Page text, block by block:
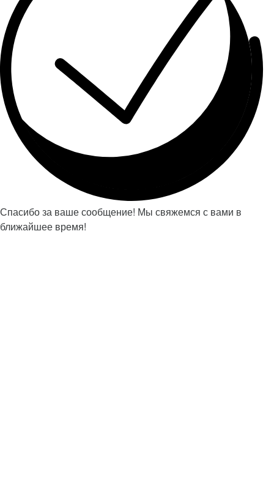
Спасибо за ваше сообщение! Мы свяжемся с вами в
ближайшее время!